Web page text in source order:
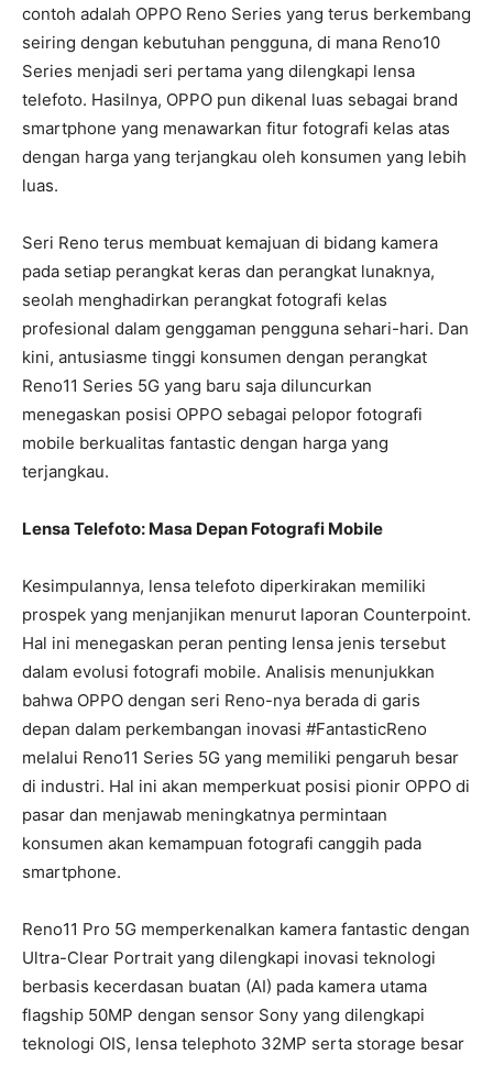
contoh adalah OPPO Reno Series yang terus berkembang
seiring dengan kebutuhan pengguna, di mana Reno10
Series menjadi seri pertama yang dilengkapi lensa
telefoto. Hasilnya, OPPO pun dikenal luas sebagai brand
smartphone yang menawarkan fitur fotografi kelas atas
dengan harga yang terjangkau oleh konsumen yang lebih
luas.
Seri Reno terus membuat kemajuan di bidang kamera
pada setiap perangkat keras dan perangkat lunaknya,
seolah menghadirkan perangkat fotografi kelas
profesional dalam genggaman pengguna sehari-hari. Dan
kini, antusiasme tinggi konsumen dengan perangkat
Reno11 Series 5G yang baru saja diluncurkan
menegaskan posisi OPPO sebagai pelopor fotografi
mobile berkualitas fantastic dengan harga yang
terjangkau.
Lensa Telefoto: Masa Depan Fotografi Mobile
Kesimpulannya, lensa telefoto diperkirakan memiliki
prospek yang menjanjikan menurut laporan Counterpoint.
Hal ini menegaskan peran penting lensa jenis tersebut
dalam evolusi fotografi mobile. Analisis menunjukkan
bahwa OPPO dengan seri Reno-nya berada di garis
depan dalam perkembangan inovasi #FantasticReno
melalui Reno11 Series 5G yang memiliki pengaruh besar
di industri. Hal ini akan memperkuat posisi pionir OPPO di
pasar dan menjawab meningkatnya permintaan
konsumen akan kemampuan fotografi canggih pada
smartphone.
Reno11 Pro 5G memperkenalkan kamera fantastic dengan
Ultra-Clear Portrait yang dilengkapi inovasi teknologi
berbasis kecerdasan buatan (AI) pada kamera utama
flagship 50MP dengan sensor Sony yang dilengkapi
teknologi OIS, lensa telephoto 32MP serta storage besar